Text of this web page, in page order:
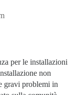
per le installazioni
non
gravi problemi in